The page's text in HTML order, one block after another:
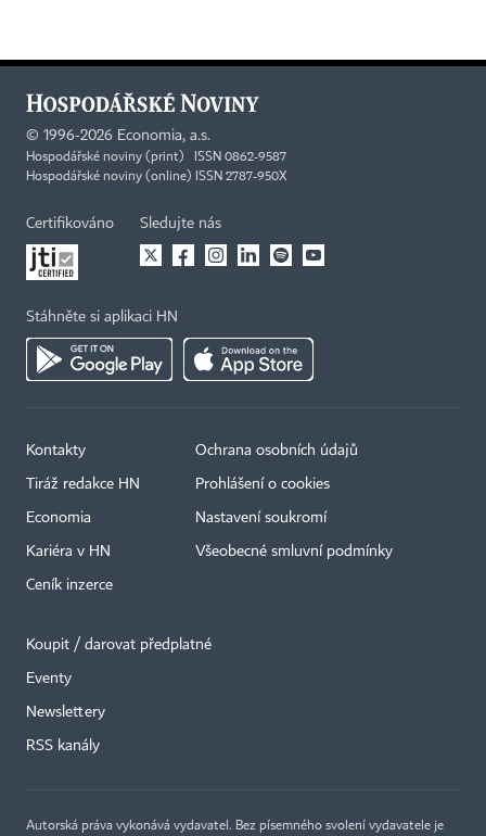
© 1996-2026 Economia, a.s.
Hospodářské noviny (print) ISSN 0862-9587
Hospodářské noviny (online) ISSN 2787-950X
Certifikováno Sledujte nás
Stáhněte si aplikaci HN
Kontakty
Tiráž redakce HN
Economia
Kariéra v HN
Ceník inzerce
Ochrana osobních údajů
Prohlášení o cookies
Nastavení soukromí
Všeobecné smluvní podmínky
Koupit / darovat předplatné
Eventy
Newslettery
RSS kanály
Autorská práva vykonává vydavatel. Bez písemného svolení vydavatele je